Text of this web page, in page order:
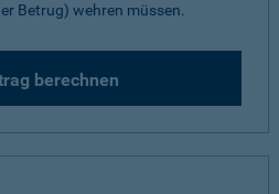
Betrug) wehren müssen.
berechnen